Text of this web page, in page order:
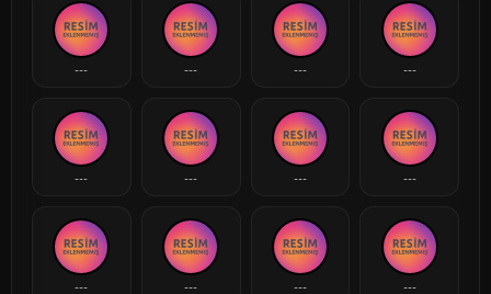
--- --- --- ---
--- --- --- ---
--- --- --- ---